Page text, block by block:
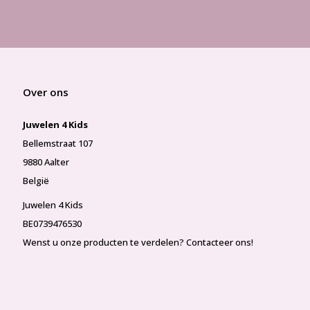
Over ons
Juwelen 4 Kids
Bellemstraat 107
9880 Aalter
België
Juwelen 4 Kids
BE0739476530
Wenst u onze producten te verdelen? Contacteer ons!